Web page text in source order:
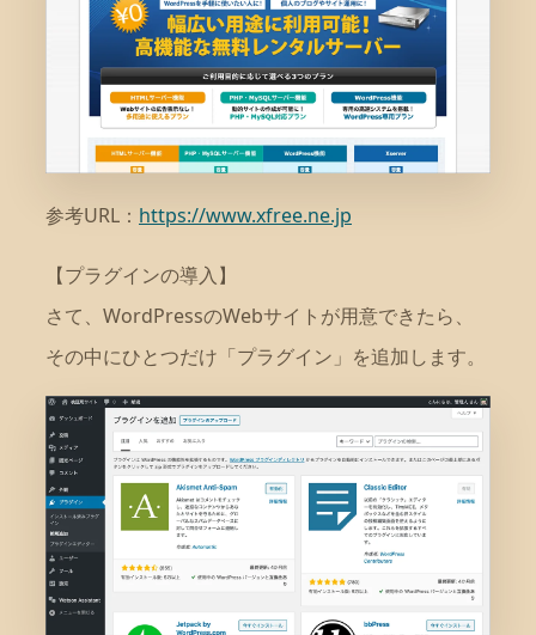
参考URL： https://www.xfree.ne.jp
【プラグインの導入】
さて、WordPressのWebサイトが用意できたら、
その中にひとつだけ「プラグイン」を追加します。